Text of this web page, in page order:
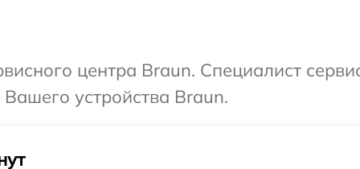
центра Braun. Специалист
устройства Braun.